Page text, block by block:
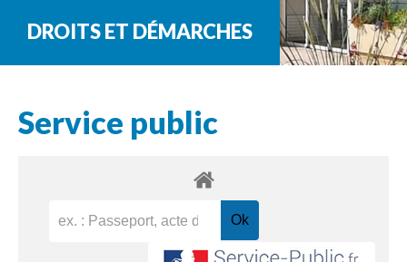
DROITS ET DÉMARCHES
Service public